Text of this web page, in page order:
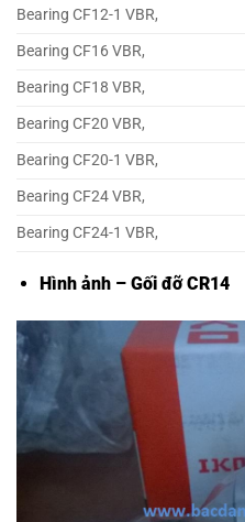
Bearing CF12-1 VBR,
Bearing CF16 VBR,
Bearing CF18 VBR,
Bearing CF20 VBR,
Bearing CF20-1 VBR,
Bearing CF24 VBR,
Bearing CF24-1 VBR,
Hình ảnh – Gối đỡ CR14